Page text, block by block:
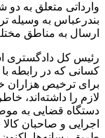
وارداتی متعلق به دو
بندرعباس به وسیله
ارسال به مناطق
رئیس کل دادگستری
کسانی که در رابطه
برای ترخیص هزاران
لازم را داشته‌اند،
دستگاه قضایی به
اجرایی و صاحبان